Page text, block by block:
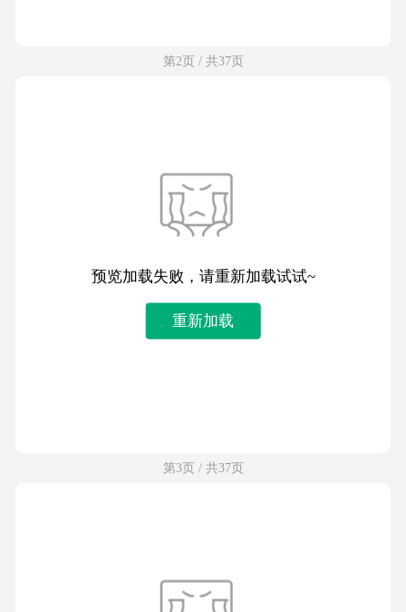
第2页 / 共37页
预览加载失败，请重新加载试试~
重新加载
第3页 / 共37页